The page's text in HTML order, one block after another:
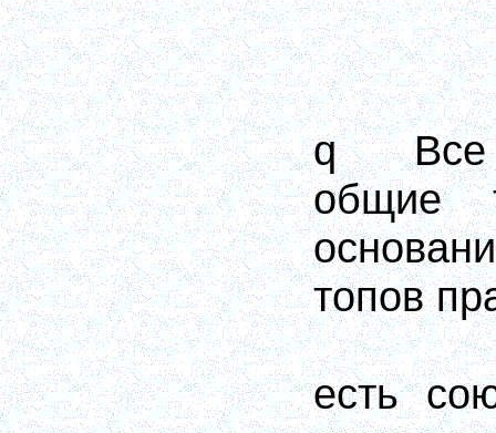
q Bсе
общие
топов
есть